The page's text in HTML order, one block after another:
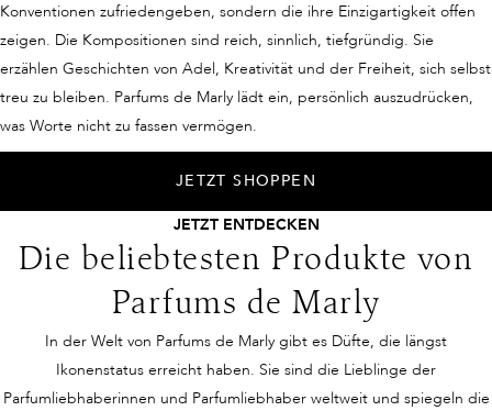
Konventionen zufriedengeben, sondern die ihre Einzigartigkeit offen
zeigen. Die Kompositionen sind reich, sinnlich, tiefgründig. Sie
erzählen Geschichten von Adel, Kreativität und der Freiheit, sich selbst
treu zu bleiben. Parfums de Marly lädt ein, persönlich auszudrücken,
was Worte nicht zu fassen vermögen.
JETZT SHOPPEN
JETZT ENTDECKEN
Die beliebtesten Produkte von
Parfums de Marly
In der Welt von Parfums de Marly gibt es Düfte, die längst
Ikonenstatus erreicht haben. Sie sind die Lieblinge der
Parfumliebhaberinnen und Parfumliebhaber weltweit und spiegeln die